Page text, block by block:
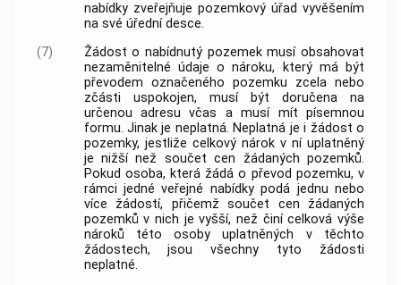
nabídky zveřejňuje pozemkový úřad vyvěšením
na své úřední desce.
(7)
Žádost o nabídnutý pozemek musí obsahovat
nezaměnitelné údaje o nároku, který má být
převodem označeného pozemku zcela nebo
zčásti uspokojen, musí být doručena na
určenou adresu včas a musí mít písemnou
formu. Jinak je neplatná. Neplatná je i žádost o
pozemky, jestliže celkový nárok v ní uplatněný
je nižší než součet cen žádaných pozemků.
Pokud osoba, která žádá o převod pozemku, v
rámci jedné veřejné nabídky podá jednu nebo
více žádostí, přičemž součet cen žádaných
pozemků v nich je vyšší, než činí celková výše
nároků této osoby uplatněných v těchto
žádostech, jsou všechny tyto žádosti
neplatné.